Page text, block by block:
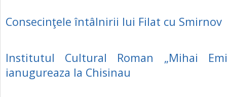
Consecinţele întâlnirii lui Filat cu Smirnov
Institutul Cultural Roman „Mihai
ianugureaza la Chisinau